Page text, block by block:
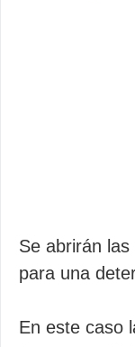
Se abrirán
para una
En este caso